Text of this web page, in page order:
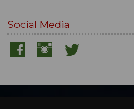
Social Media